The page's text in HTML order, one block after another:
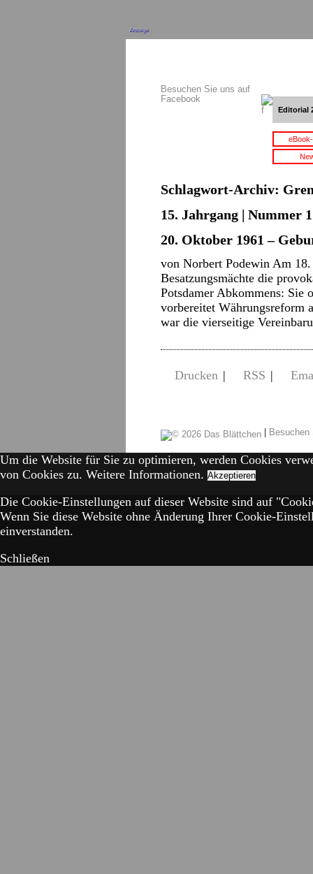
Anzeige
Besuchen Sie uns auf
Facebook
Editorial
Schlagwort-Archiv:
15. Jahrgang | Nummer
20. Oktober 1961 –
von Norbert Podewin Am
Besatzungsmächte die
Potsdamer Abkommens: Sie
vorbereitet Währungsreform
war die vierseitige
Drucken | RSS |
|
Um die Website für Sie zu optimieren, werden Cookies
von Cookies zu. Weitere Informationen. Akzeptieren
Die Cookie-Einstellungen auf dieser Website sind auf
Wenn Sie diese Website ohne Änderung Ihrer Cookie-
einverstanden.
Schließen